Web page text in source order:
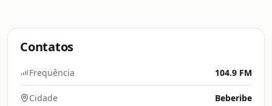
Contatos
Frequência 104.9 FM
Cidade Beberibe